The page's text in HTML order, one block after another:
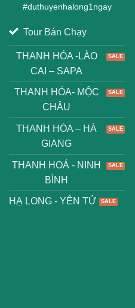
#duthuyenhalong1ngay
Tour Bán Chạy
THANH HÓA -LÀO
CAI – SAPA
THANH HÓA- MỘC
CHÂU
THANH HÓA – HÀ
GIANG
THANH HOÁ - NINH
BÌNH
HẠ LONG - YÊN TỬ